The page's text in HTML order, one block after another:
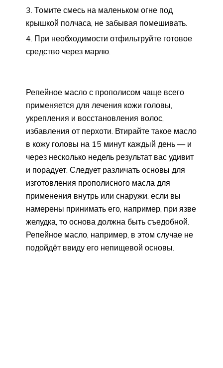
Томите смесь на маленьком огне под
крышкой полчаса, не забывая помешивать.
При необходимости отфильтруйте готовое
средство через марлю.
Репейное масло с прополисом чаще всего
применяется для лечения кожи головы,
укрепления и восстановления волос,
избавления от перхоти. Втирайте такое масло
в кожу головы на 15 минут каждый день — и
через несколько недель результат вас удивит
и порадует. Следует различать основы для
изготовления прополисного масла для
применения внутрь или снаружи: если вы
намерены принимать его, например, при язве
желудка, то основа должна быть съедобной.
Репейное масло, например, в этом случае не
подойдёт ввиду его непищевой основы.